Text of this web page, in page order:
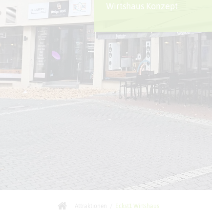
Wirtshaus Konzept
Eckst1 Wirtshaus